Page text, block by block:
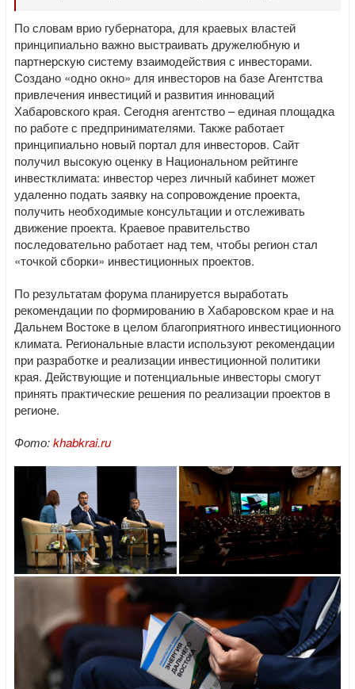
По словам врио губернатора, для краевых властей
принципиально важно выстраивать дружелюбную и
партнерскую систему взаимодействия с инвесторами.
Создано «одно окно» для инвесторов на базе Агентства
привлечения инвестиций и развития инноваций
Хабаровского края. Сегодня агентство – единая площадка
по работе с предпринимателями. Также работает
принципиально новый портал для инвесторов. Сайт
получил высокую оценку в Национальном рейтинге
инвестклимата: инвестор через личный кабинет может
удаленно подать заявку на сопровождение проекта,
получить необходимые консультации и отслеживать
движение проекта. Краевое правительство
последовательно работает над тем, чтобы регион стал
«точкой сборки» инвестиционных проектов.
По результатам форума планируется выработать
рекомендации по формированию в Хабаровском крае и на
Дальнем Востоке в целом благоприятного инвестиционного
климата. Региональные власти используют рекомендации
при разработке и реализации инвестиционной политики
края. Действующие и потенциальные инвесторы смогут
принять практические решения по реализации проектов в
регионе.
Фото:khabkrai.ru